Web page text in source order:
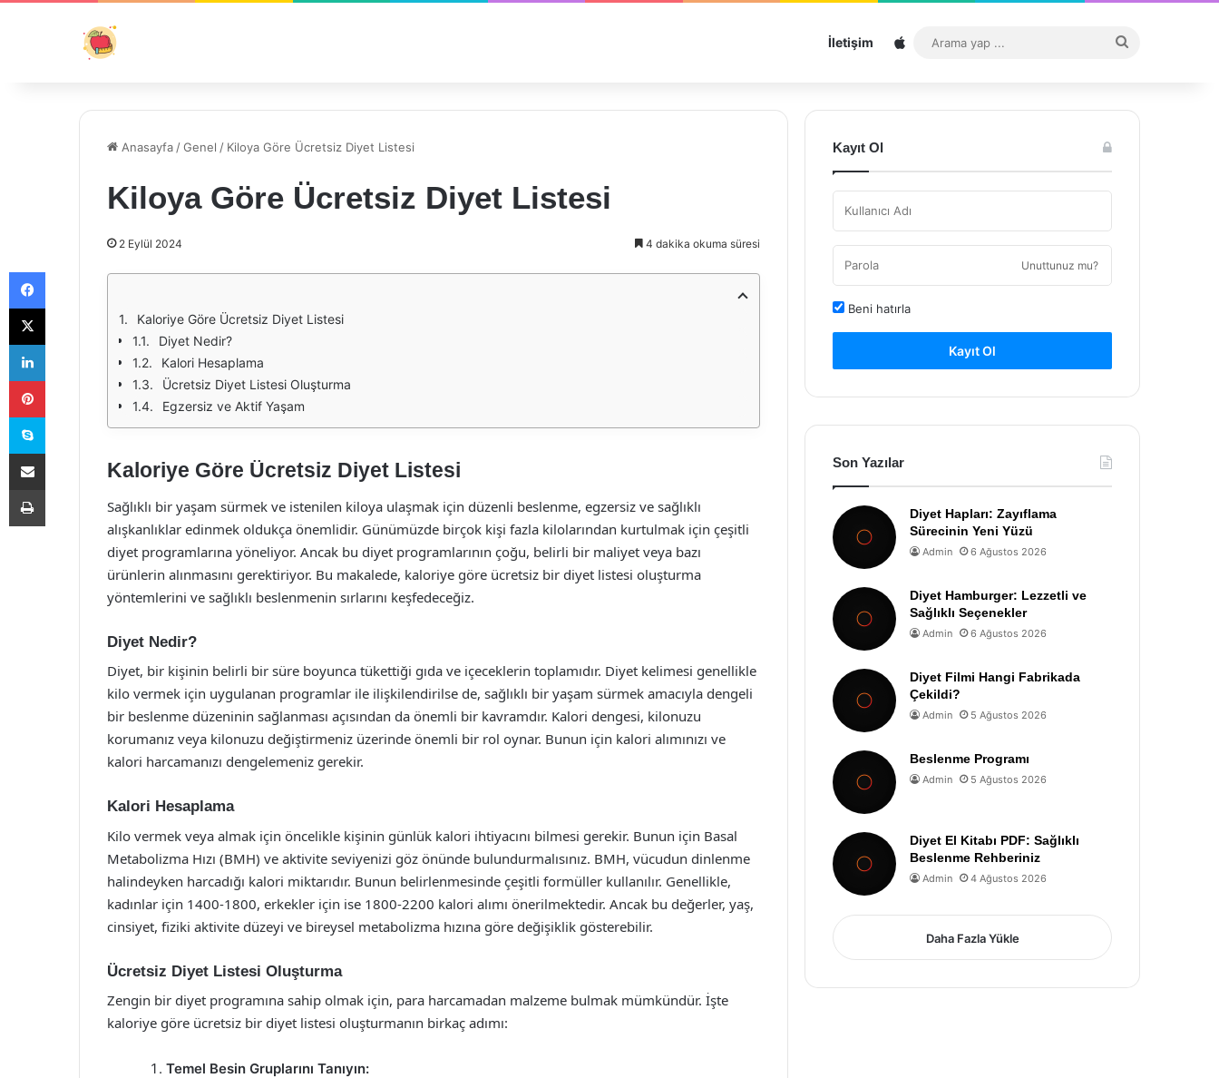
İletişim Sitemap
...
Anasayfa /Genel / Kiloya Göre Ücretsiz Diyet Listesi
Kiloya Göre Ücretsiz Diyet Listesi
2 Eylül 2024 4 dakika okuma süresi
Kaloriye Göre Ücretsiz Diyet Listesi
Diyet Nedir?
Kalori Hesaplama
Ücretsiz Diyet Listesi Oluşturma
Egzersiz ve Aktif Yaşam
Kaloriye Göre Ücretsiz Diyet Listesi
Sağlıklı bir yaşam sürmek ve istenilen kiloya ulaşmak için düzenli beslenme, egzersiz ve sağlıklı
alışkanlıklar edinmek oldukça önemlidir. Günümüzde birçok kişi fazla kilolarından kurtulmak için çeşitli
diyet programlarına yöneliyor. Ancak bu diyet programlarının çoğu, belirli bir maliyet veya bazı
ürünlerin alınmasını gerektiriyor. Bu makalede, kaloriye göre ücretsiz bir diyet listesi oluşturma
yöntemlerini ve sağlıklı beslenmenin sırlarını keşfedeceğiz.
Diyet Nedir?
Diyet, bir kişinin belirli bir süre boyunca tükettiği gıda ve içeceklerin toplamıdır. Diyet kelimesi genellikle
kilo vermek için uygulanan programlar ile ilişkilendirilse de, sağlıklı bir yaşam sürmek amacıyla dengeli
bir beslenme düzeninin sağlanması açısından da önemli bir kavramdır. Kalori dengesi, kilonuzu
korumanız veya kilonuzu değiştirmeniz üzerinde önemli bir rol oynar. Bunun için kalori alımınızı ve
kalori harcamanızı dengelemeniz gerekir.
Kalori Hesaplama
Kilo vermek veya almak için öncelikle kişinin günlük kalori ihtiyacını bilmesi gerekir. Bunun için Basal
Metabolizma Hızı (BMH) ve aktivite seviyenizi göz önünde bulundurmalısınız. BMH, vücudun dinlenme
halindeyken harcadığı kalori miktarıdır. Bunun belirlenmesinde çeşitli formüller kullanılır. Genellikle,
kadınlar için 1400-1800, erkekler için ise 1800-2200 kalori alımı önerilmektedir. Ancak bu değerler, yaş,
cinsiyet, fiziki aktivite düzeyi ve bireysel metabolizma hızına göre değişiklik gösterebilir.
Ücretsiz Diyet Listesi Oluşturma
Zengin bir diyet programına sahip olmak için, para harcamadan malzeme bulmak mümkündür. İşte
kaloriye göre ücretsiz bir diyet listesi oluşturmanın birkaç adımı:
Temel Besin Gruplarını Tanıyın:
Kayıt Ol
Unuttunuz mu?
Beni hatırla
Kayıt Ol
Son Yazılar
Diyet Hapları: Zayıflama
Sürecinin Yeni Yüzü
Admin 6 Ağustos 2026
Diyet Hamburger: Lezzetli ve
Sağlıklı Seçenekler
Admin 6 Ağustos 2026
Diyet Filmi Hangi Fabrikada
Çekildi?
Admin 5 Ağustos 2026
Beslenme Programı
Admin 5 Ağustos 2026
Diyet El Kitabı PDF: Sağlıklı
Beslenme Rehberiniz
Admin 4 Ağustos 2026
Daha Fazla Yükle
Facebook
X
LinkedIn
Pinterest
Skype
E-Posta ile paylaş